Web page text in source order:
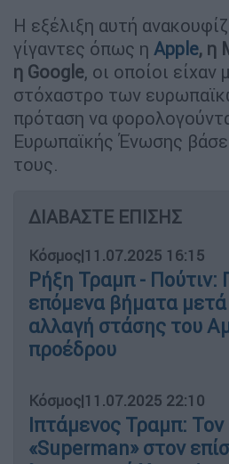
Η εξέλιξη αυτή
γίγαντες όπως η Apple, η
η Google, οι οποίοι είχαν
στόχαστρο των
πρόταση να
Ευρωπαϊκής Ένωσης
τους.
ΔΙΑΒΑΣΤΕ ΕΠΙΣΗΣ
Κόσμος|11.07.2025 16:15
Ρήξη Τραμπ - Πούτιν:
επόμενα βήματα μετά
αλλαγή στάσης του
προέδρου
Κόσμος|11.07.2025 22:10
Ιπτάμενος Τραμπ:
«Superman» στον